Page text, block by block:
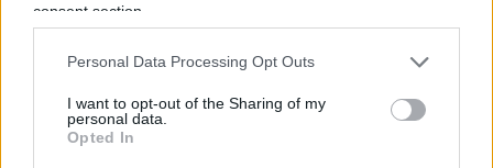
consent section.
Personal Data Processing Opt Outs
I want to opt-out of the Sharing of my
personal data.
Opted In
possibile confronto tv tra
televisivi si fanno, ma solo in momenti precisi.
Non capisco la necessità di farlo qui per le
europee”, ha osservato Cruciani.